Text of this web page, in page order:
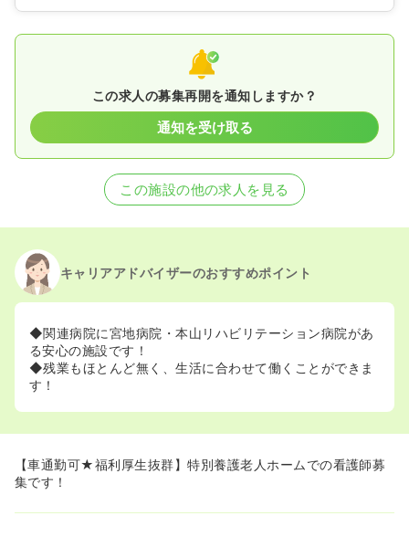
この求人の募集再開を通知しますか？
通知を受け取る
この施設の他の求人を見る
キャリアアドバイザーのおすすめポイント
◆関連病院に宮地病院・本山リハビリテーション病院があ
る安心の施設です！
◆残業もほとんど無く、生活に合わせて働くことができま
す！
【車通勤可★福利厚生抜群】特別養護老人ホームでの看護師募
集です！